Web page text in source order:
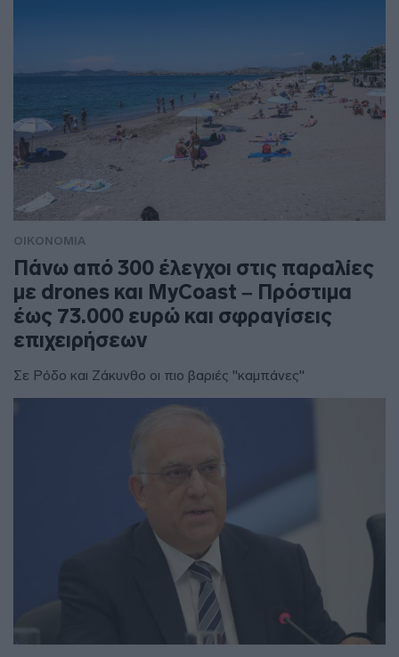
ΟΙΚΟΝΟΜΙΑ
Πάνω από 300 έλεγχοι στις παραλίες
με drones και MyCoast – Πρόστιμα
έως 73.000 ευρώ και σφραγίσεις
επιχειρήσεων
Σε Ρόδο και Ζάκυνθο οι πιο βαριές "καμπάνες"